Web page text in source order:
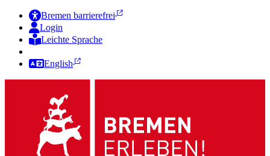
Bremen barrierefrei
Login
Leichte Sprache
English